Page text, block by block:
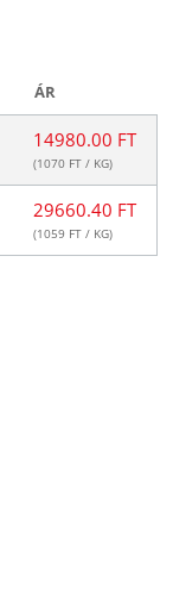
ÁR
14980.00 FT
(1070 FT / KG)
29660.40 FT
(1059 FT / KG)